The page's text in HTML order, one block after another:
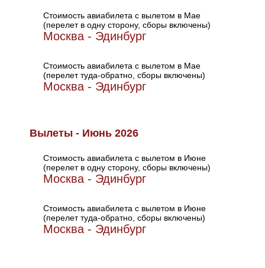
Стоимость авиабилета с вылетом в Мае
(перелет в одну сторону, сборы включены)
Москва - Эдинбург
Стоимость авиабилета с вылетом в Мае
(перелет туда-обратно, сборы включены)
Москва - Эдинбург
Вылеты - Июнь 2026
Стоимость авиабилета с вылетом в Июне
(перелет в одну сторону, сборы включены)
Москва - Эдинбург
Стоимость авиабилета с вылетом в Июне
(перелет туда-обратно, сборы включены)
Москва - Эдинбург